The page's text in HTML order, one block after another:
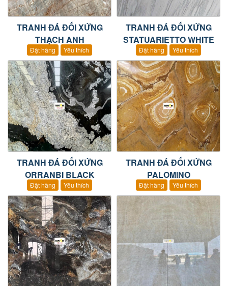
TRANH ĐÁ ĐỐI XỨNG
THẠCH ANH
Đặt hàng Yêu thích
TRANH ĐÁ ĐỐI XỨNG
STATUARIETTO WHITE
Đặt hàng Yêu thích
TRANH ĐÁ ĐỐI XỨNG
ORRANBI BLACK
Đặt hàng Yêu thích
TRANH ĐÁ ĐỐI XỨNG
PALOMINO
Đặt hàng Yêu thích